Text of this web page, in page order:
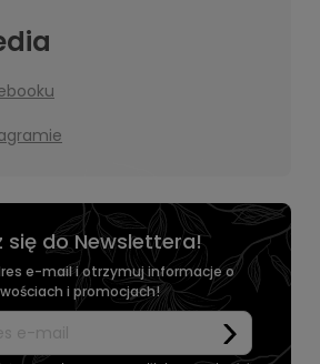
się do Newslettera!
e-mail i otrzymuj informacje o
i promocjach!